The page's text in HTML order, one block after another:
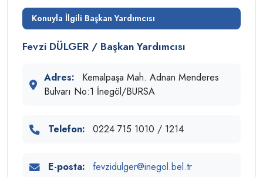
Konuyla İlgili Başkan Yardımcısı
Fevzi DÜLGER / Başkan Yardımcısı
Adres:
Kemalpaşa Mah. Adnan Menderes
Bulvarı No:1 İnegöl/BURSA
Telefon: 0224 715 1010 / 1214
E-posta: fevzidulger@inegol.bel.tr